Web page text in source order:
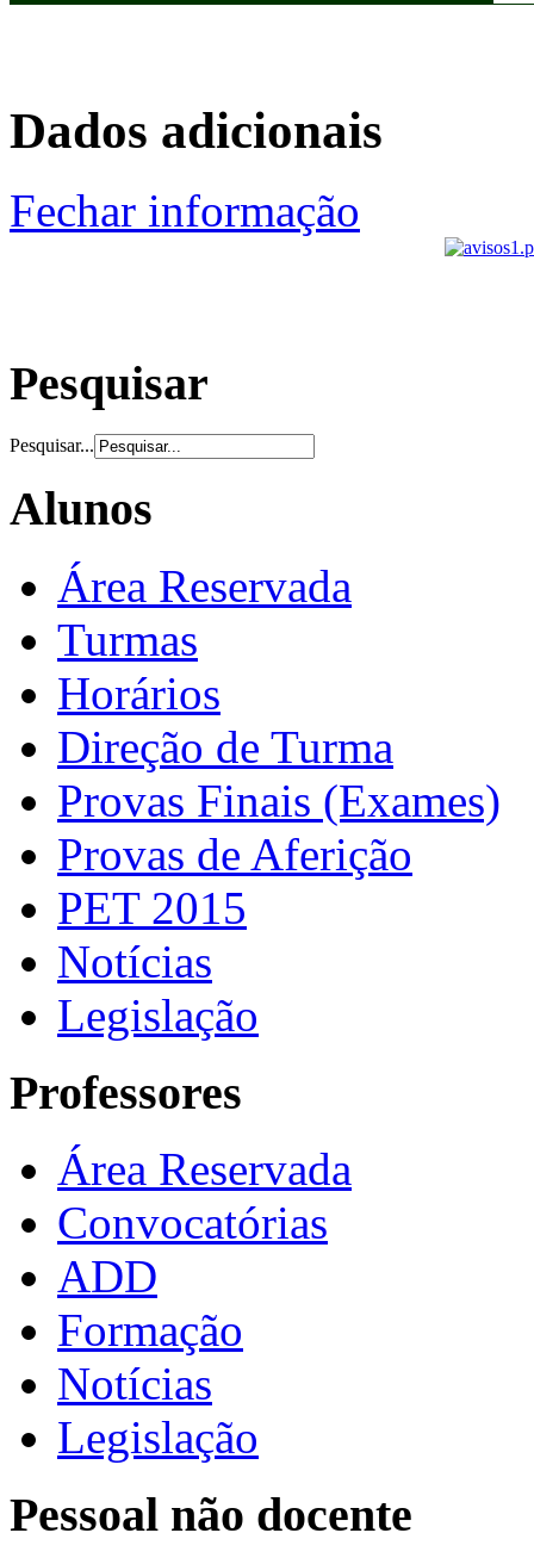
Dados adicionais
Fechar informação
Pesquisar
Pesquisar...
Alunos
Área Reservada
Turmas
Horários
Direção de Turma
Provas Finais (Exames)
Provas de Aferição
PET 2015
Notícias
Legislação
Professores
Área Reservada
Convocatórias
ADD
Formação
Notícias
Legislação
Pessoal não docente